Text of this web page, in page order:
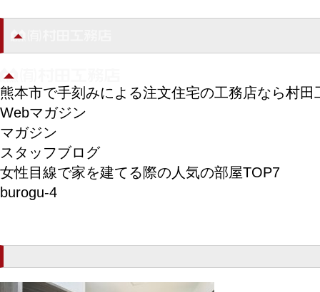
熊本市で手刻みによる注文住宅の工務店なら村田
Webマガジン
マガジン
スタッフブログ
女性目線で家を建てる際の人気の部屋TOP7
burogu-4